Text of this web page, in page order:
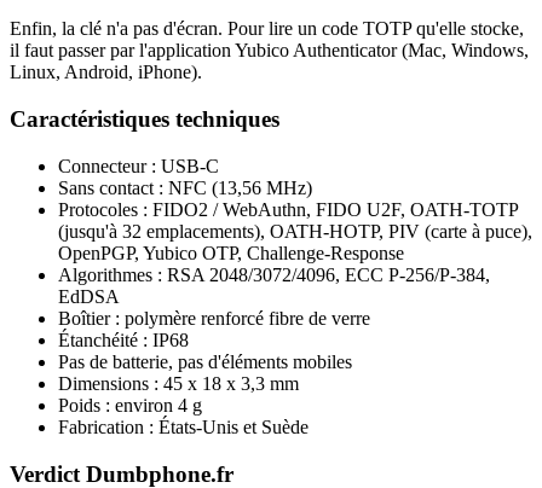
Enfin, la clé n'a pas d'écran. Pour lire un code TOTP qu'elle stocke,
il faut passer par l'application Yubico Authenticator (Mac, Windows,
Linux, Android, iPhone).
Caractéristiques techniques
Connecteur : USB-C
Sans contact : NFC (13,56 MHz)
Protocoles : FIDO2 / WebAuthn, FIDO U2F, OATH-TOTP
(jusqu'à 32 emplacements), OATH-HOTP, PIV (carte à puce),
OpenPGP, Yubico OTP, Challenge-Response
Algorithmes : RSA 2048/3072/4096, ECC P-256/P-384,
EdDSA
Boîtier : polymère renforcé fibre de verre
Étanchéité : IP68
Pas de batterie, pas d'éléments mobiles
Dimensions : 45 x 18 x 3,3 mm
Poids : environ 4 g
Fabrication : États-Unis et Suède
Verdict Dumbphone.fr